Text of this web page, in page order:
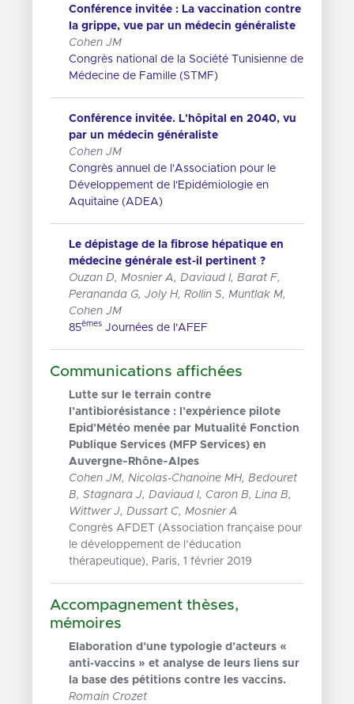
Conférence invitée : La vaccination contre
la grippe, vue par un médecin généraliste
Cohen JM
Congrès national de la Société Tunisienne de
Médecine de Famille (STMF)
Conférence invitée. L'hôpital en 2040, vu
par un médecin généraliste
Cohen JM
Congrès annuel de l'Association pour le
Développement de l'Epidémiologie en
Aquitaine (ADEA)
Le dépistage de la fibrose hépatique en
médecine générale est-il pertinent ?
Ouzan D, Mosnier A, Daviaud I, Barat F,
Perananda G, Joly H, Rollin S, Muntlak M,
Cohen JM
85èmesJournées de l'AFEF
Communications affichées
Lutte sur le terrain contre
l’antibiorésistance : l’expérience pilote
Epid’Météo menée par Mutualité Fonction
Publique Services (MFP Services) en
Auvergne‐Rhône‐Alpes
Cohen JM, Nicolas-Chanoine MH, Bedouret
B, Stagnara J, Daviaud I, Caron B, Lina B,
Wittwer J, Dussart C, Mosnier A
Congrès AFDET (Association française pour
le développement de l’éducation
thérapeutique), Paris, 1 février 2019
Accompagnement thèses,
mémoires
Elaboration d’une typologie d’acteurs «
anti-vaccins » et analyse de leurs liens sur
la base des pétitions contre les vaccins.
Romain Crozet